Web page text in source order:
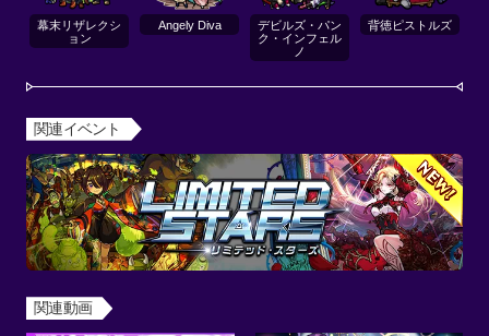
幕末リザレクシ
ョン
Angely Diva
デビルズ・パン
ク・インフェル
ノ
背徳ピストルズ
関連イベント
関連動画